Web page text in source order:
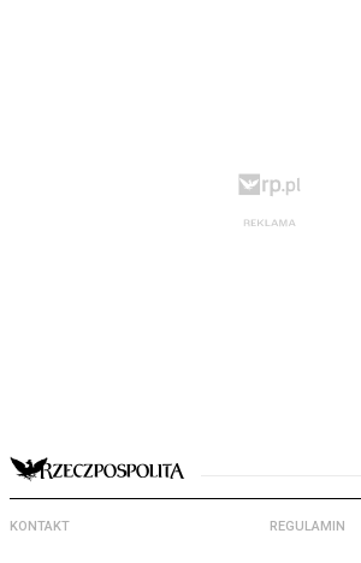
KONTAKT REGULAMIN